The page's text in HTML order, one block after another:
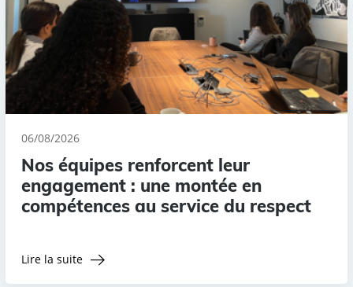
06/08/2026
Nos équipes renforcent leur
engagement : une montée en
compétences au service du respect
Lire la suite